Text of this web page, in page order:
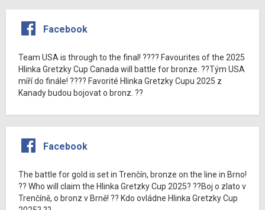
Facebook
Team USA is through to the final! ???? Favourites of the 2025
Hlinka Gretzky Cup Canada will battle for bronze. ??Tým USA
míří do finále! ???? Favorité Hlinka Gretzky Cupu 2025 z
Kanady budou bojovat o bronz. ??
Facebook
The battle for gold is set in Trenčín, bronze on the line in Brno!
?? Who will claim the Hlinka Gretzky Cup 2025? ??Boj o zlato v
Trenčíně, o bronz v Brně! ?? Kdo ovládne Hlinka Gretzky Cup